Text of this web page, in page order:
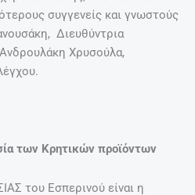
συγγενείς και γνωστούς
Διευθύντρια
Χρυσούλα,
των Κρητικών προϊόντων
του Εσπερινού είναι η